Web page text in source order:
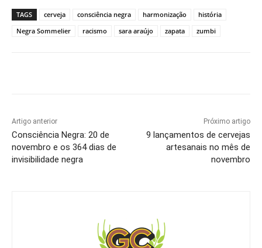
TAGS cerveja consciência negra harmonização
história
Negra Sommelier
racismo sara araújo zapata zumbi
Artigo anterior
Consciência Negra: 20 de
novembro e os 364 dias de
invisibilidade negra
Próximo artigo
9 lançamentos de cervejas
artesanais no mês de
novembro